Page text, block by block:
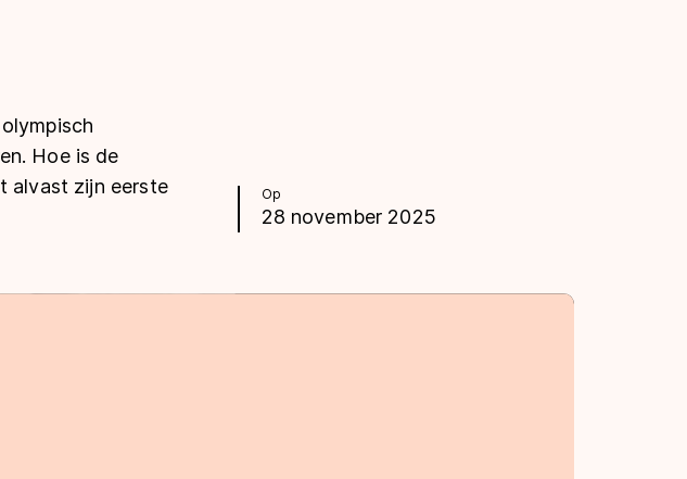
Op
28 november 2025
Hoe is de
alvast zijn eerste